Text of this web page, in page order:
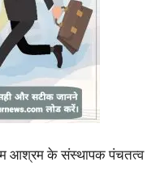
आश्रम के संस्थापक पंचतत्व